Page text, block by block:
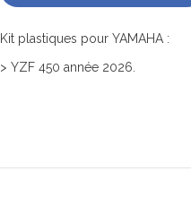
Kit plastiques pour YAMAHA :
> YZF 450 année 2026.